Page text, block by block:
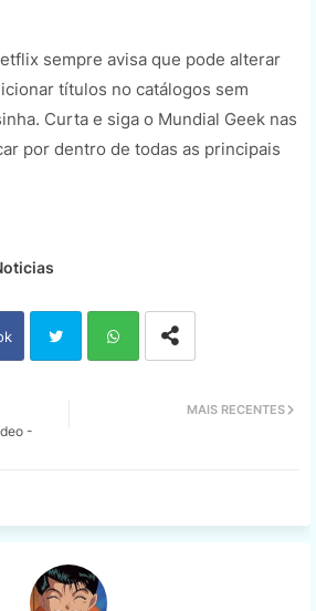
sempre avisa que pode alterar
títulos no catálogos sem
Curta e siga o Mundial Geek nas
por dentro de todas as principais
MAIS RECENTES
-